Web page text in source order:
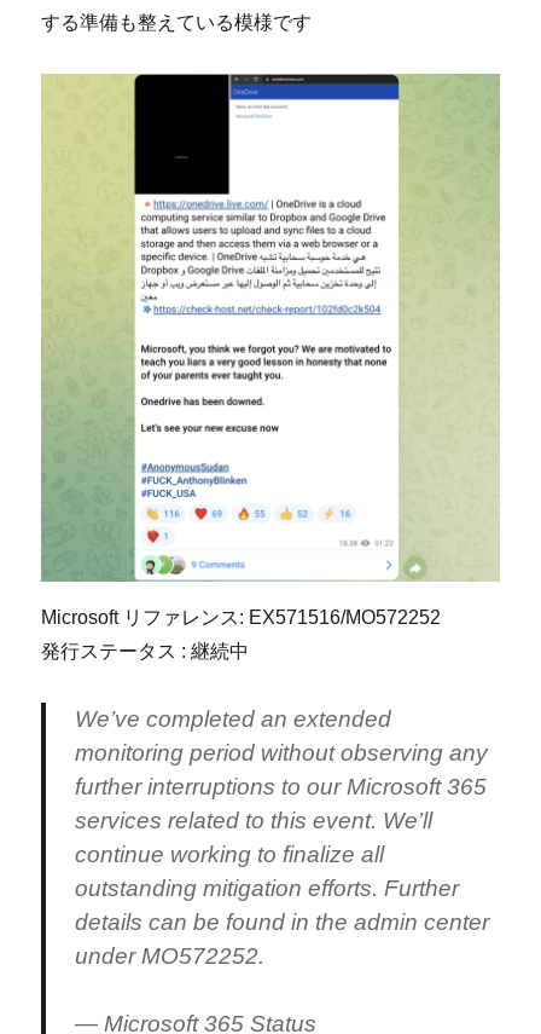
する準備も整えている模様です
Microsoft リファレンス: EX571516/MO572252
発行ステータス : 継続中
We’ve completed an extended
monitoring period without observing any
further interruptions to our Microsoft 365
services related to this event. We’ll
continue working to finalize all
outstanding mitigation efforts. Further
details can be found in the admin center
under MO572252.
— Microsoft 365 Status